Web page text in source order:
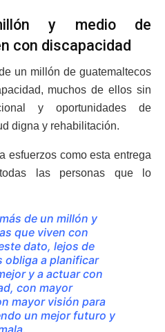
y medio de
con discapacidad
un millón de guatemaltecos
muchos de ellos sin
y oportunidades de
digna y rehabilitación.
esfuerzos como esta entrega
las personas que lo
de un millón y
que viven con
dato, lejos de
obliga a planificar
y a actuar con
con mayor
mayor visión para
un mejor futuro y